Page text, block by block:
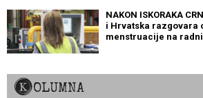
NAKON ISKORAKA
i Hrvatska razgovara
menstruacije na
KOLUMNA